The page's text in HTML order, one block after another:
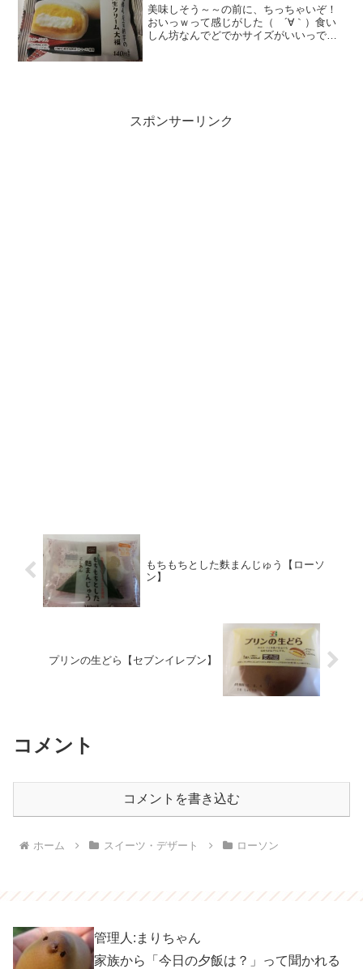
美味しそう～～の前に、ちっちゃいぞ！
おいっｗって感じがした（ ´∀｀）食い
しん坊なんでどでかサイズがいいっでも
スポンサーリンク
もちもちとした麩まんじゅう【ローソ
ン】
プリンの生どら【セブンイレブン】
コメント
コメントを書き込む
ホーム スイーツ・デザート ローソン
管理人:まりちゃん
家族から「今日の夕飯は？」って聞かれる